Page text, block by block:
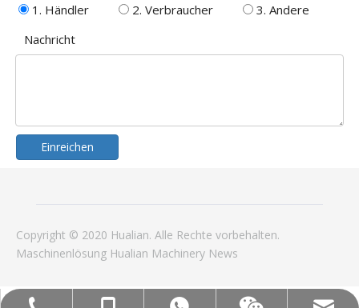
1. Händler
2. Verbraucher
3. Andere
Nachricht
Einreichen
Copyright © 2020 Hualian. Alle Rechte vorbehalten.
Maschinenlösung Hualian Machinery News